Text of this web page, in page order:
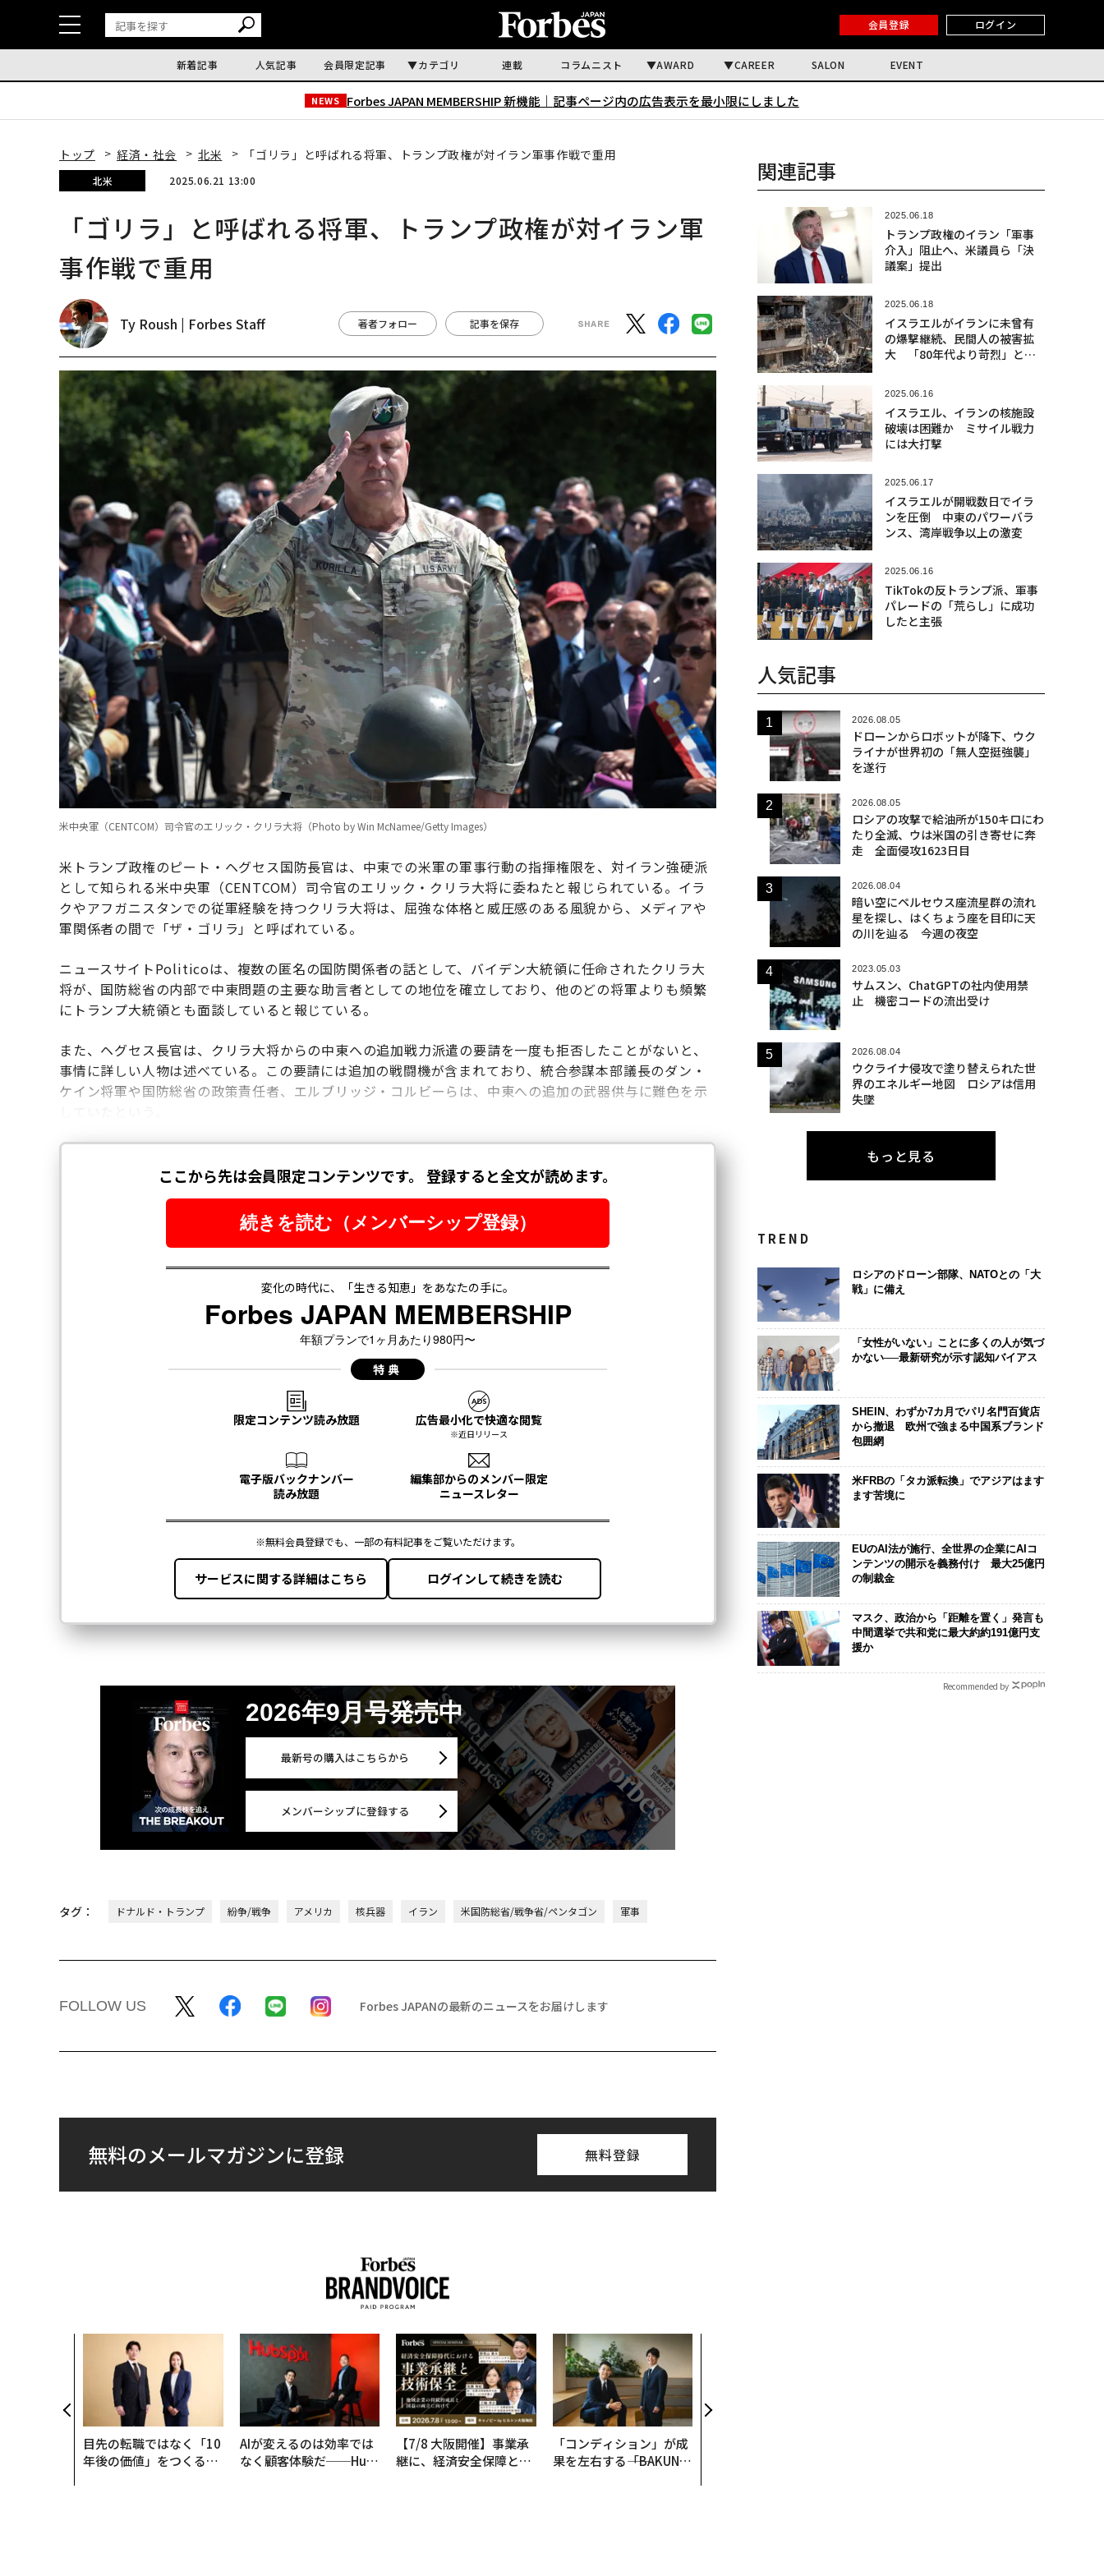
会員登録 ログイン
新着記事 人気記事 会員限定記事 カテゴリ 連載 コラムニスト AWARD CAREER SALON EVENT
NEWS Forbes JAPAN MEMBERSHIP 新機能｜ 記事ページ内の広告表示を最小限にしました
トップ 経済・社会 北米 「ゴリラ」と呼ばれる将軍、トランプ政権が対イラン軍事作戦で重用
北米 2025.06.21 13:00
「ゴリラ」と呼ばれる将軍、トランプ政権が対イラン軍
事作戦で重用
Ty Roush | Forbes Staff 著者フォロー 記事を保存
米中央軍（CENTCOM）司令官のエリック・クリラ大将（Photo by Win McNamee/Getty Images）
米トランプ政権のピート・ヘグセス国防長官は、中東での米軍の軍事行動の指揮権限を、対イラン強硬派
として知られる米中央軍（CENTCOM）司令官のエリック・クリラ大将に委ねたと報じられている。イラ
クやアフガニスタンでの従軍経験を持つクリラ大将は、屈強な体格と威圧感のある風貌から、メディアや
軍関係者の間で「ザ・ゴリラ」と呼ばれている。
ニュースサイトPoliticoは、複数の匿名の国防関係者の話として、バイデン大統領に任命されたクリラ大
将が、国防総省の内部で中東問題の主要な助言者としての地位を確立しており、他のどの将軍よりも頻繁
にトランプ大統領とも面談していると報じている。
また、ヘグセス長官は、クリラ大将からの中東への追加戦力派遣の要請を一度も拒否したことがないと、
事情に詳しい人物は述べている。この要請には追加の戦闘機が含まれており、統合参謀本部議長のダン・
ケイン将軍や国防総省の政策責任者、エルブリッジ・コルビーらは、中東への追加の武器供与に難色を示
2026年9月号発売中
最新号の購入はこちらから
メンバーシップに登録する
タグ： ドナルド・トランプ 紛争/戦争 アメリカ 核兵器 イラン 米国防総省/戦争省/ペンタゴン 軍事
FOLLOW US Forbes JAPANの最新のニュースをお届けします
無料のメールマガジンに登録 無料登録
目先の転職ではなく「10
年後の価値」をつくる─
AIが変えるのは効率では
なく顧客体験だ──Hub
【7/8 大阪開催】事業承
継に、経済安全保障とい
「コンディション」が成
果を左右する――「BAKUN
ションの10年
関連記事
2025.06.18
トランプ政権のイラン「軍事
介入」阻止へ、米議員ら「決
議案」提出
2025.06.18
イスラエルがイランに未曾有
の爆撃継続、民間人の被害拡
大 「80年代より苛烈」との
2025.06.16
イスラエル、イランの核施設
破壊は困難か ミサイル戦力
には大打撃
2025.06.17
イスラエルが開戦数日でイラ
ンを圧倒 中東のパワーバラ
ンス、湾岸戦争以上の激変
2025.06.16
TikTokの反トランプ派、軍事
パレードの「荒らし」に成功
したと主張
人気記事
2026.08.05
ドローンからロボットが降下、ウク
ライナが世界初の「無人空挺強襲」
を遂行
2026.08.05
ロシアの攻撃で給油所が150キロにわ
たり全滅、ウは米国の引き寄せに奔
走 全面侵攻1623日目
2026.08.04
暗い空にペルセウス座流星群の流れ
星を探し、はくちょう座を目印に天
の川を辿る 今週の夜空
2023.05.03
サムスン、ChatGPTの社内使用禁
止 機密コードの流出受け
2026.08.04
ウクライナ侵攻で塗り替えられた世
界のエネルギー地図 ロシアは信用
失墜
もっと見る
TREND
ロシアのドローン部隊、NATOとの「大
戦」に備え
「女性がいない」ことに多くの人が気づ
かない──最新研究が示す認知バイアス
SHEIN、わずか7カ月でパリ名門百貨店
から撤退 欧州で強まる中国系ブランド
包囲網
米FRBの「タカ派転換」でアジアはます
ます苦境に
EUのAI法が施行、全世界の企業にAIコ
ンテンツの開示を義務付け 最大25億円
の制裁金
マスク、政治から「距離を置く」発言も
中間選挙で共和党に最大約約191億円支
援か
Recommended by